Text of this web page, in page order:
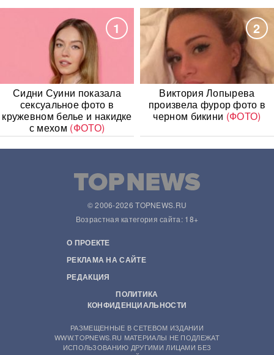
1
Сидни Суини показала
сексуальное фото в
кружевном белье и накидке
с мехом (ФОТО)
2
Виктория Лопырева
произвела фурор фото в
черном бикини (ФОТО)
© 2006-2026 TOPNEWS.RU
Возрастная категория сайта: 18+
О ПРОЕКТЕ
РЕКЛАМА НА САЙТЕ
РЕДАКЦИЯ
ПОЛИТИКА
КОНФИДЕНЦИАЛЬНОСТИ
РАЗМЕЩЕННЫЕ В СЕТЕВОМ ИЗДАНИИ
WWW.TOPNEWS.RU МАТЕРИАЛЫ НЕ ПОДЛЕЖАТ
ИСПОЛЬЗОВАНИЮ ДРУГИМИ ЛИЦАМИ БЕЗ